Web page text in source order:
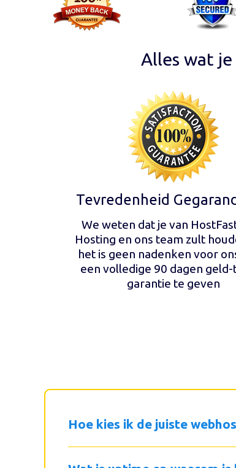
Alles wat
Tevredenheid
We weten dat je van
Hosting en ons team zult
het is geen nadenken voor
een volledige 90 dagen
garantie te geven
Hoe kies ik de juiste